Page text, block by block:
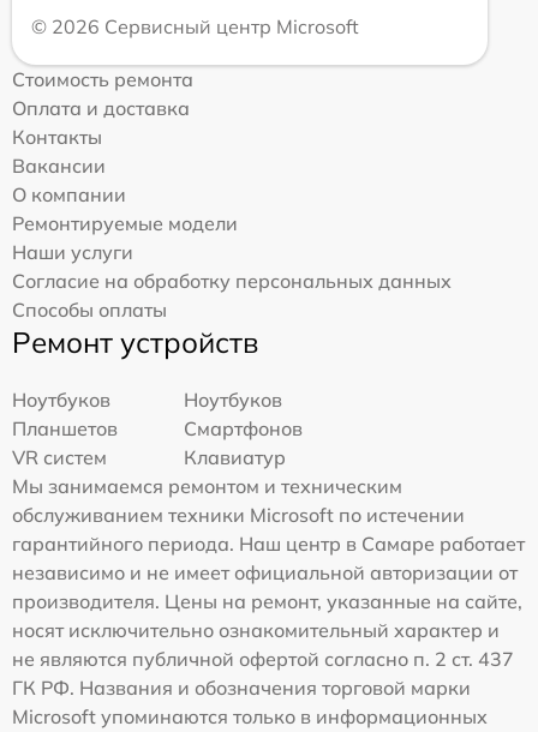
© 2026 Сервисный центр Microsoft
Стоимость ремонта
Оплата и доставка
Контакты
Вакансии
О компании
Ремонтируемые модели
Наши услуги
Согласие на обработку персональных данных
Способы оплаты
Ремонт устройств
Ноутбуков
Ноутбуков
Планшетов
Смартфонов
VR систем
Клавиатур
Мы занимаемся ремонтом и техническим
обслуживанием техники Microsoft по истечении
гарантийного периода. Наш центр в Самаре работает
независимо и не имеет официальной авторизации от
производителя. Цены на ремонт, указанные на сайте,
носят исключительно ознакомительный характер и
не являются публичной офертой согласно п. 2 ст. 437
ГК РФ. Названия и обозначения торговой марки
Microsoft упоминаются только в информационных